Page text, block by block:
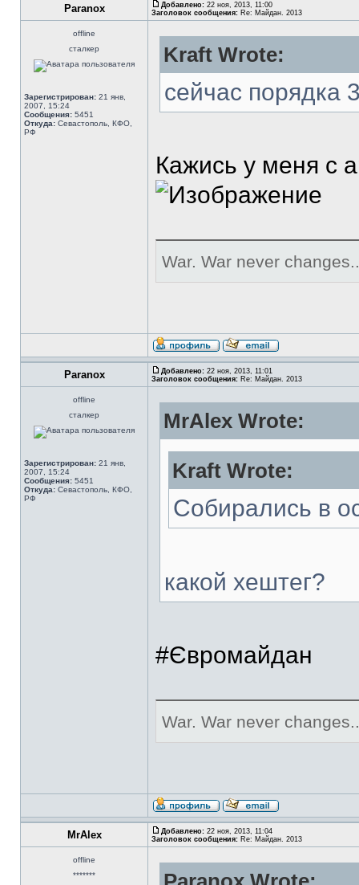
Paranox Добавлено: 22 ноя, 2013, 11:00
Заголовок сообщения: Re: Майдан. 2013
offline
сталкер
Зарегистрирован: 21 янв,
2007, 15:24
Сообщения: 5451
Откуда: Севастополь, КФО,
РФ
Kraft Wrote:
сейчас порядка
Кажись у меня с
War. War never
Paranox Добавлено: 22 ноя, 2013, 11:01
Заголовок сообщения: Re: Майдан. 2013
offline
сталкер
Зарегистрирован: 21 янв,
2007, 15:24
Сообщения: 5451
Откуда: Севастополь, КФО,
РФ
MrAlex Wrote:
Kraft Wrote:
Собирались в
какой хештег?
#Євромайдан
War. War never
MrAlex Добавлено: 22 ноя, 2013, 11:04
Заголовок сообщения: Re: Майдан. 2013
offline
*******